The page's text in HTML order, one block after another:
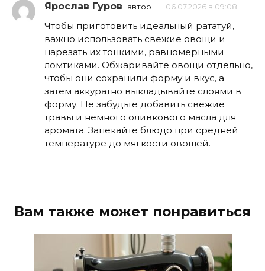
Ярослав Гуров автор 06.07.2026 в 09:08
Чтобы приготовить идеальный рататуй,
важно использовать свежие овощи и
нарезать их тонкими, равномерными
ломтиками. Обжаривайте овощи отдельно,
чтобы они сохранили форму и вкус, а
затем аккуратно выкладывайте слоями в
форму. Не забудьте добавить свежие
травы и немного оливкового масла для
аромата. Запекайте блюдо при средней
температуре до мягкости овощей.
Вам также может понравиться